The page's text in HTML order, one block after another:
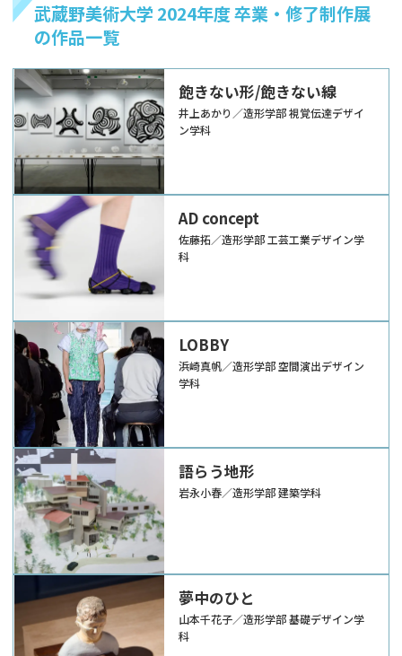
武蔵野美術大学 2024年度 卒業・修了制作展
の作品一覧
飽きない形/飽きない線
井上あかり／造形学部 視覚伝達デザイ
ン学科
AD concept
佐藤拓／造形学部 工芸工業デザイン学
科
LOBBY
浜崎真帆／造形学部 空間演出デザイン
学科
語らう地形
岩永小春／造形学部 建築学科
夢中のひと
山本千花子／造形学部 基礎デザイン学
科